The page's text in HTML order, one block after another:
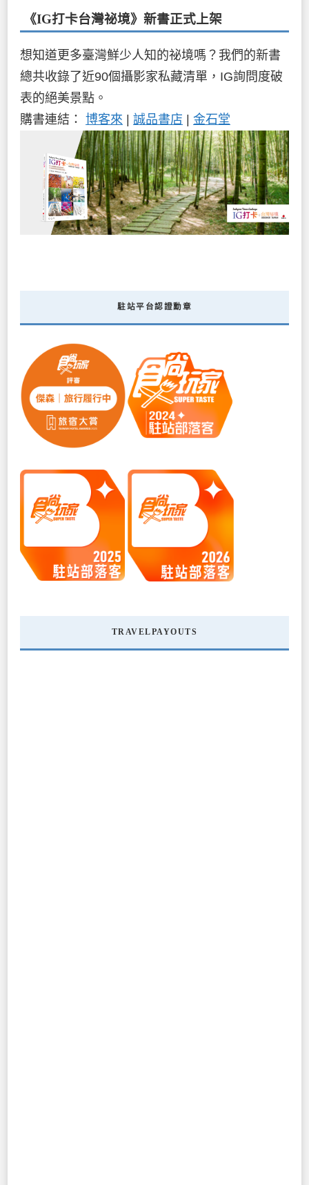
《IG打卡台灣祕境》新書正式上架
想知道更多臺灣鮮少人知的祕境嗎？我們的新書
總共收錄了近90個攝影家私藏清單，IG詢問度破
表的絕美景點。
購書連結： 博客來 | 誠品書店 | 金石堂
駐站平台認證勳章
TRAVELPAYOUTS